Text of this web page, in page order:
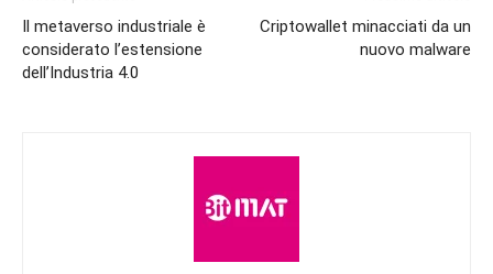
Il metaverso industriale è
considerato l’estensione
dell’Industria 4.0
Criptowallet minacciati da un
nuovo malware